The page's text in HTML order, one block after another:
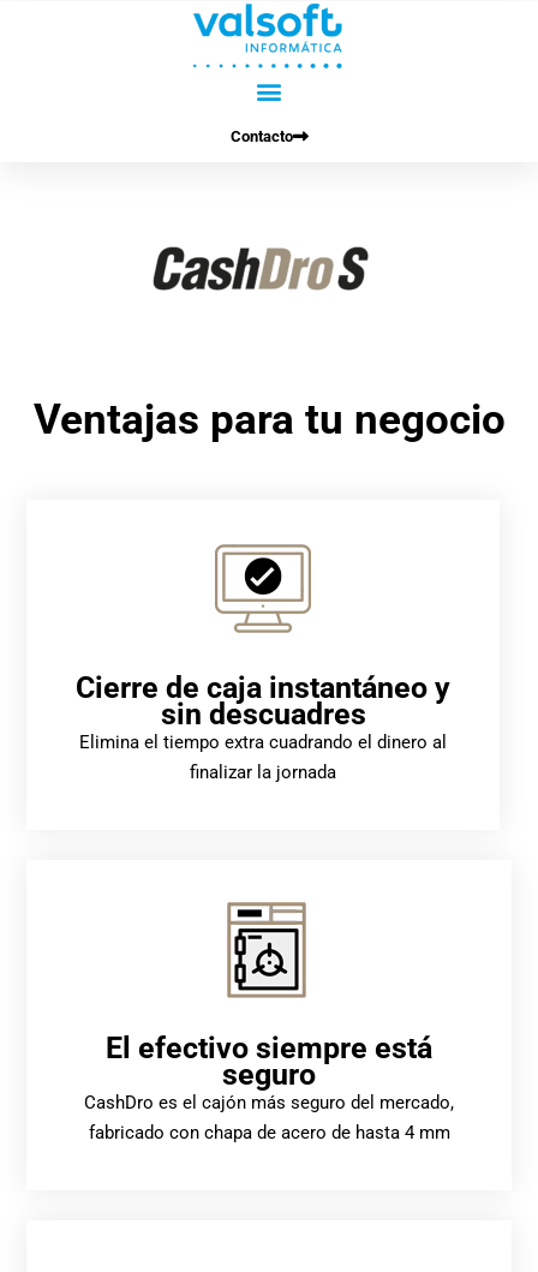
Contacto
Ventajas para tu negocio
Cierre de caja instantáneo y
sin descuadres
Elimina el tiempo extra cuadrando el dinero al
finalizar la jornada
El efectivo siempre está
seguro
CashDro es el cajón más seguro del mercado,
fabricado con chapa de acero de hasta 4 mm